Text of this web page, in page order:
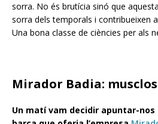
sorra. No és brutícia sinó que
sorra dels temporals i contribueixen
Una bona classe de ciències per als
Mirador Badia:
Un matí vam decidir apuntar-nos